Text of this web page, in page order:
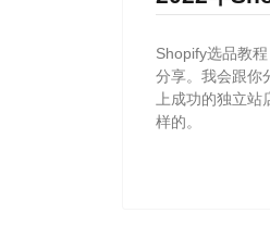
Shopify选品教
分享。我会跟你
上成功的独立站
样的。